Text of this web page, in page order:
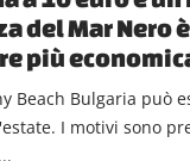
del Mar Nero
più
Beach Bulgaria può
I motivi sono